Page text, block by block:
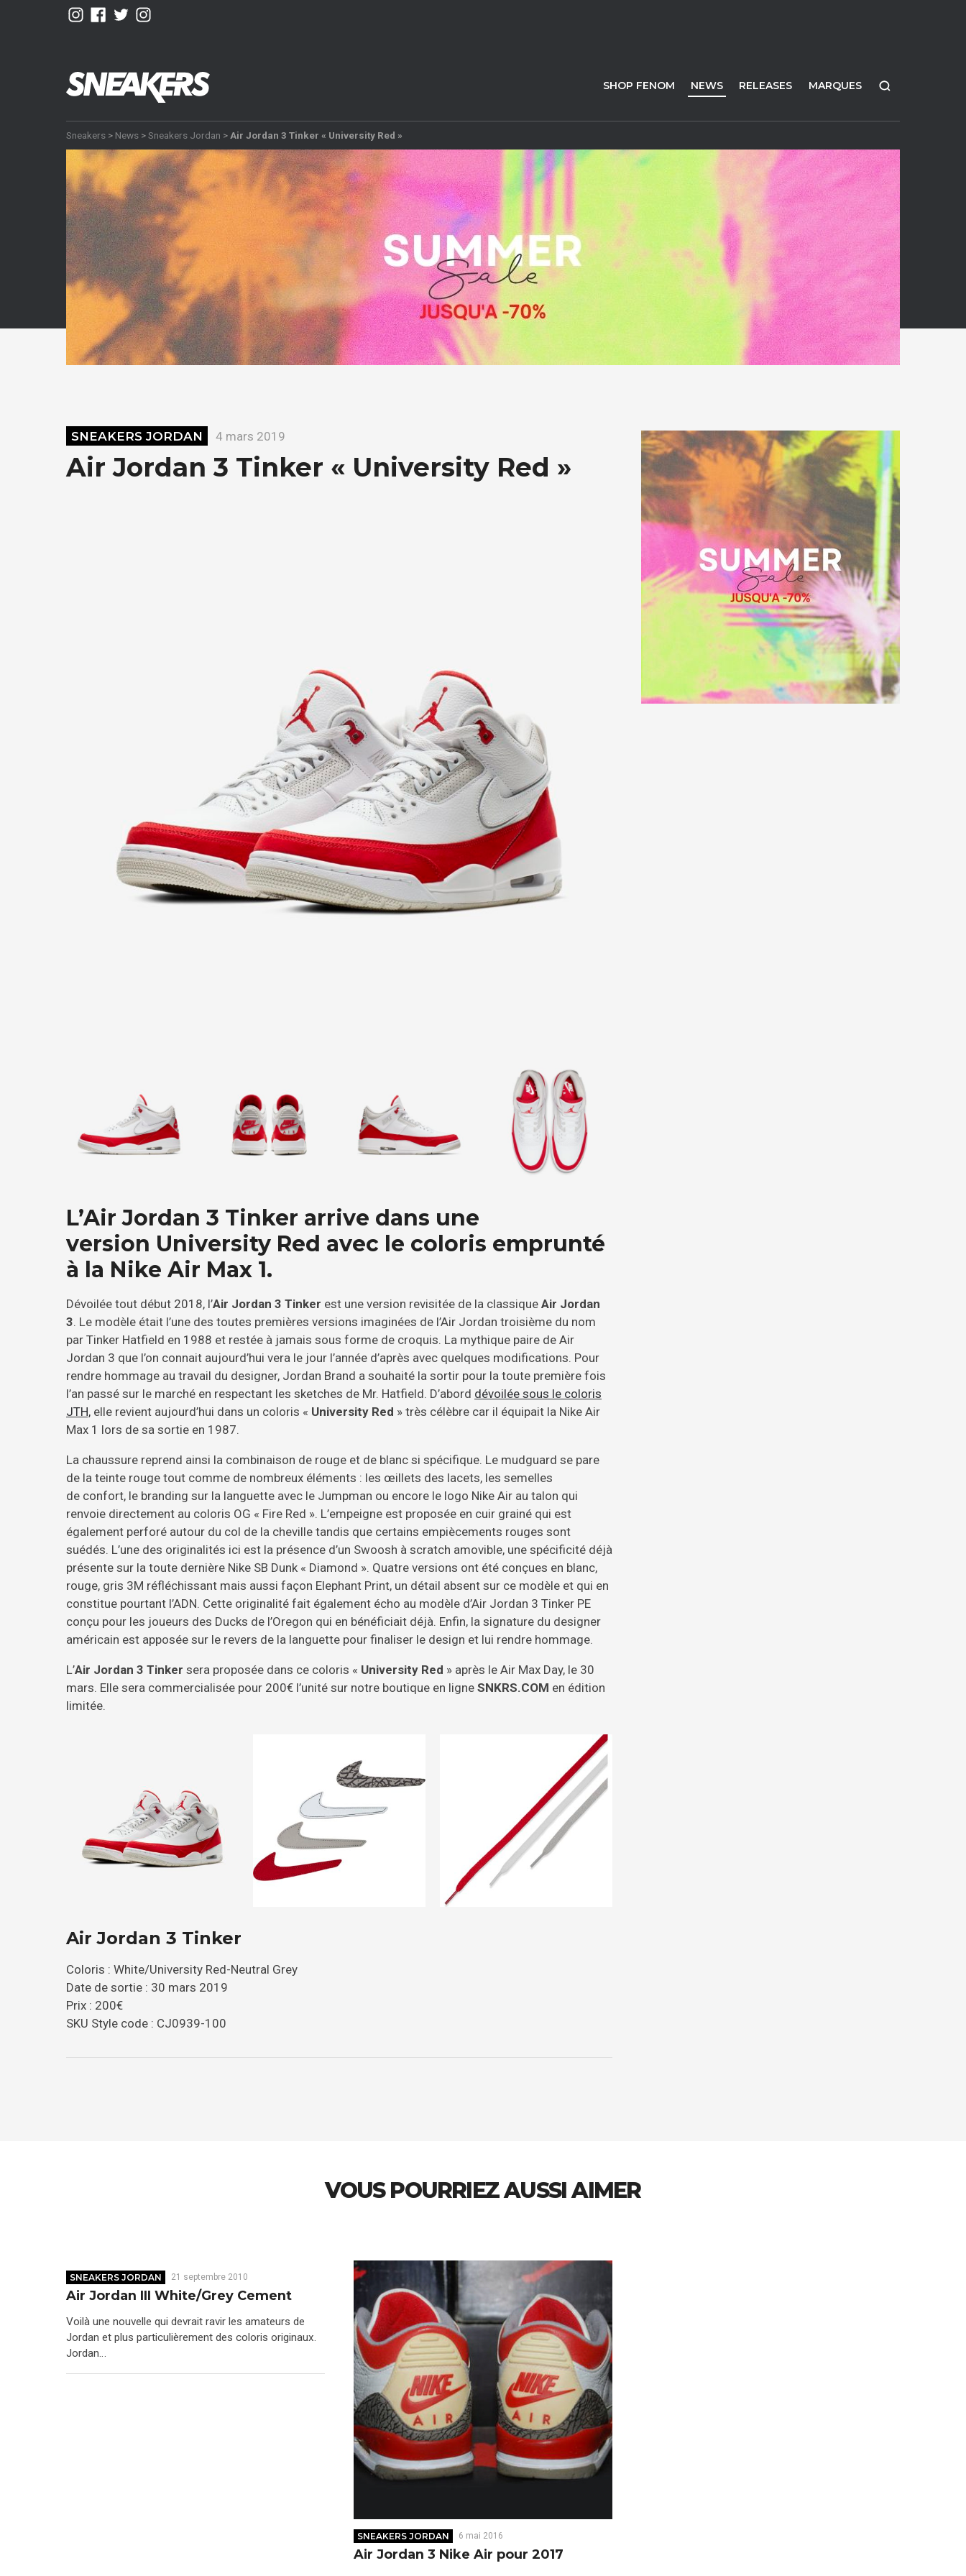
SHOP FENOM NEWS RELEASES MARQUES
Sneakers > News >Sneakers Jordan > Air Jordan 3 Tinker « University Red »
SNEAKERS JORDAN 4 mars 2019
Air Jordan 3 Tinker « University Red »
L’Air Jordan 3 Tinker arrive dans une
version University Red avec le coloris emprunté
à la Nike Air Max 1.
Dévoilée tout début 2018, l’Air Jordan 3 Tinker est une version revisitée de la classique Air Jordan
3. Le modèle était l’une des toutes premières versions imaginées de l’Air Jordan troisième du nom
par Tinker Hatfield en 1988 et restée à jamais sous forme de croquis. La mythique paire de Air
Jordan 3 que l’on connait aujourd’hui vera le jour l’année d’après avec quelques modifications. Pour
rendre hommage au travail du designer, Jordan Brand a souhaité la sortir pour la toute première fois
l’an passé sur le marché en respectant les sketches de Mr. Hatfield. D’abord dévoilée sous le coloris
JTH, elle revient aujourd’hui dans un coloris « University Red » très célèbre car il équipait la Nike Air
Max 1 lors de sa sortie en 1987.
La chaussure reprend ainsi la combinaison de rouge et de blanc si spécifique. Le mudguard se pare
de la teinte rouge tout comme de nombreux éléments : les œillets des lacets, les semelles
de confort, le branding sur la languette avec le Jumpman ou encore le logo Nike Air au talon qui
renvoie directement au coloris OG « Fire Red ». L’empeigne est proposée en cuir grainé qui est
également perforé autour du col de la cheville tandis que certains empiècements rouges sont
suédés. L’une des originalités ici est la présence d’un Swoosh à scratch amovible, une spécificité déjà
présente sur la toute dernière Nike SB Dunk « Diamond ». Quatre versions ont été conçues en blanc,
rouge, gris 3M réfléchissant mais aussi façon Elephant Print, un détail absent sur ce modèle et qui en
constitue pourtant l’ADN. Cette originalité fait également écho au modèle d’Air Jordan 3 Tinker PE
conçu pour les joueurs des Ducks de l’Oregon qui en bénéficiait déjà. Enfin, la signature du designer
américain est apposée sur le revers de la languette pour finaliser le design et lui rendre hommage.
L’Air Jordan 3 Tinker sera proposée dans ce coloris « University Red » après le Air Max Day, le 30
mars. Elle sera commercialisée pour 200€ l’unité sur notre boutique en ligne SNKRS.COM en édition
limitée.
Air Jordan 3 Tinker
Coloris : White/University Red-Neutral Grey
Date de sortie : 30 mars 2019
Prix : 200€
SKU Style code : CJ0939-100
VOUS POURRIEZ AUSSI AIMER
SNEAKERS JORDAN 21 septembre 2010
Air Jordan III White/Grey Cement
Voilà une nouvelle qui devrait ravir les amateurs de
Jordan et plus particulièrement des coloris originaux.
Jordan…
SNEAKERS JORDAN 6 mai 2016
Air Jordan 3 Nike Air pour 2017